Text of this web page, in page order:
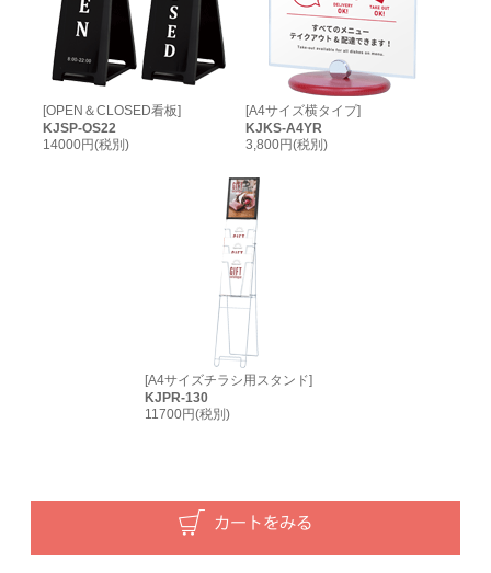
[OPEN＆CLOSED看板]
KJSP-OS22
14000円(税別)
[A4サイズ横タイプ]
KJKS-A4YR
3,800円(税別)
[A4サイズチラシ用スタンド]
KJPR-130
11700円(税別)